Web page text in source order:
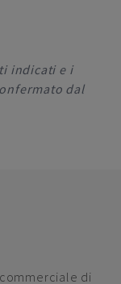
indicati e i
dal
di